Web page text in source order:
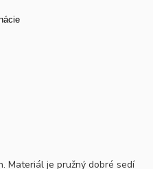
Materiál je pružný dobré sedí